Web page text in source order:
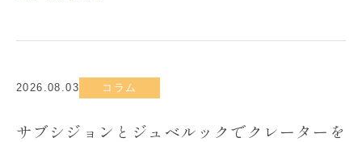
2026.08.03 コラム
サブシジョンとジュベルックでクレーターを